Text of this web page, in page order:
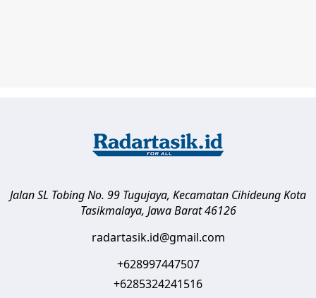
Jalan SL Tobing No. 99 Tugujaya, Kecamatan CihideungKota
Tasikmalaya, Jawa Barat 46126
radartasik.id@gmail.com
+628997447507
+6285324241516